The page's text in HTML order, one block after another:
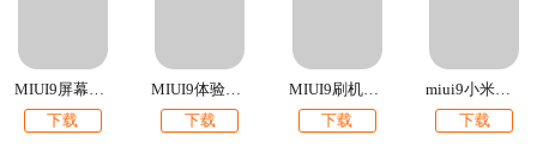
下载
下载
MIUI9刷机包下载【附最新卡刷包+线刷包】
下载
下载